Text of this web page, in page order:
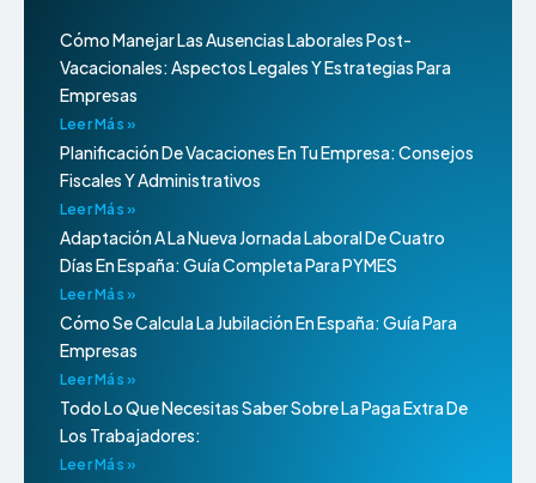
Cómo Manejar Las Ausencias Laborales Post-
Vacacionales: Aspectos Legales Y Estrategias Para
Empresas
Leer Más »
Planificación De Vacaciones En Tu Empresa: Consejos
Fiscales Y Administrativos
Leer Más »
Adaptación A La Nueva Jornada Laboral De Cuatro
Días En España: Guía Completa Para PYMES
Leer Más »
Cómo Se Calcula La Jubilación En España: Guía Para
Empresas
Leer Más »
Todo Lo Que Necesitas Saber Sobre La Paga Extra De
Los Trabajadores:
Leer Más »